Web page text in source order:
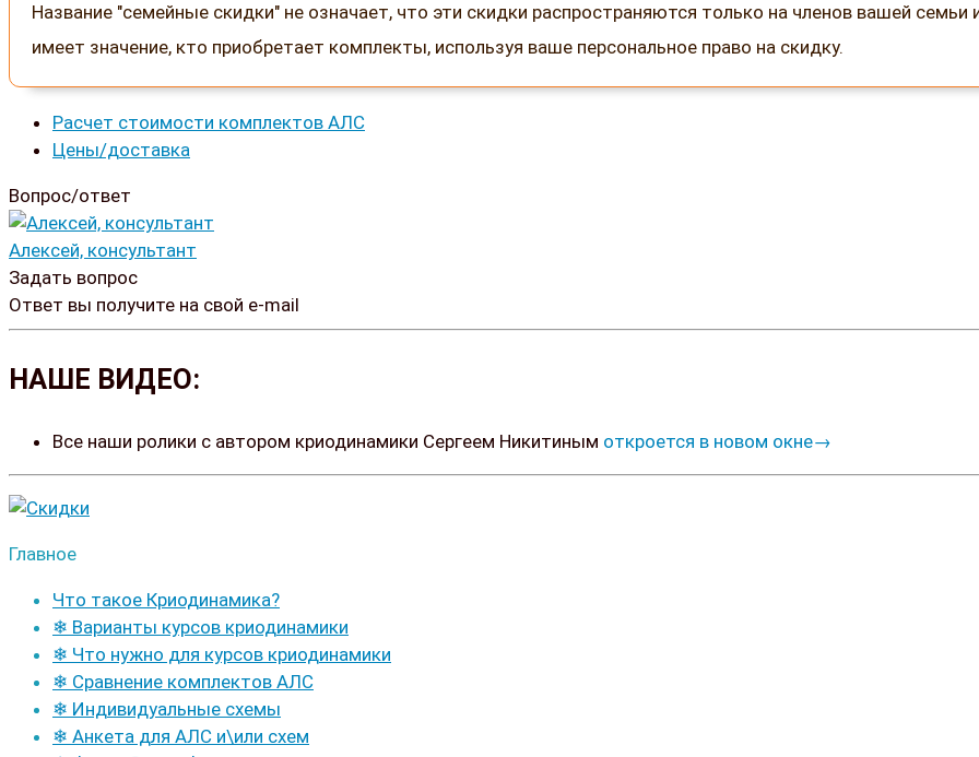
Название "семейные скидки" не означает, что эти скидки распространяются только на членов вашей семьи
имеет значение, кто приобретает комплекты, используя ваше персональное право на скидку.
Расчет стоимости комплектов АЛС
Цены/доставка
Вопрос/ответ
Алексей, консультант
Задать вопрос
Ответ вы получите на свой e-mail
НАШЕ ВИДЕО:
Все наши ролики с автором криодинамики Сергеем Никитиным откроется в новом окне→
Главное
Что такое Криодинамика?
❄ Варианты курсов криодинамики
❄ Что нужно для курсов криодинамики
❄ Сравнение комплектов АЛС
❄ Индивидуальные схемы
❄ Анкета для АЛС и\или схем